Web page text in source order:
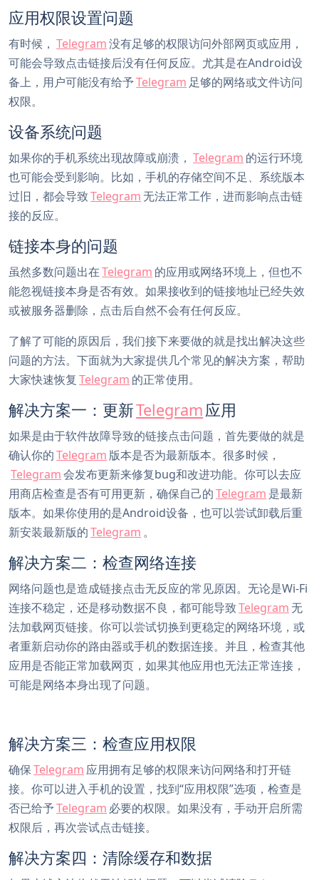
应用权限设置问题
有时候， Telegram没有足够的权限访问外部网页或应用，
可能会导致点击链接后没有任何反应。尤其是在Android设
备上，用户可能没有给予Telegram 足够的网络或文件访问
权限。
设备系统问题
如果你的手机系统出现故障或崩溃， Telegram 的运行环境
也可能会受到影响。比如，手机的存储空间不足、系统版本
过旧，都会导致Telegram无法正常工作，进而影响点击链
接的反应。
链接本身的问题
虽然多数问题出在Telegram 的应用或网络环境上，但也不
能忽视链接本身是否有效。如果接收到的链接地址已经失效
或被服务器删除，点击后自然不会有任何反应。
了解了可能的原因后，我们接下来要做的就是找出解决这些
问题的方法。下面就为大家提供几个常见的解决方案，帮助
大家快速恢复 Telegram 的正常使用。
解决方案一：更新Telegram应用
如果是由于软件故障导致的链接点击问题，首先要做的就是
确认你的Telegram 版本是否为最新版本。很多时候，
Telegram会发布更新来修复bug和改进功能。你可以去应
用商店检查是否有可用更新，确保自己的Telegram 是最新
版本。如果你使用的是Android设备，也可以尝试卸载后重
新安装最新版的Telegram 。
解决方案二：检查网络连接
网络问题也是造成链接点击无反应的常见原因。无论是Wi-Fi
连接不稳定，还是移动数据不良，都可能导致Telegram无
法加载网页链接。你可以尝试切换到更稳定的网络环境，或
者重新启动你的路由器或手机的数据连接。并且，检查其他
应用是否能正常加载网页，如果其他应用也无法正常连接，
可能是网络本身出现了问题。
解决方案三：检查应用权限
确保Telegram 应用拥有足够的权限来访问网络和打开链
接。你可以进入手机的设置，找到“应用权限”选项，检查是
否已给予Telegram 必要的权限。如果没有，手动开启所需
权限后，再次尝试点击链接。
解决方案四：清除缓存和数据